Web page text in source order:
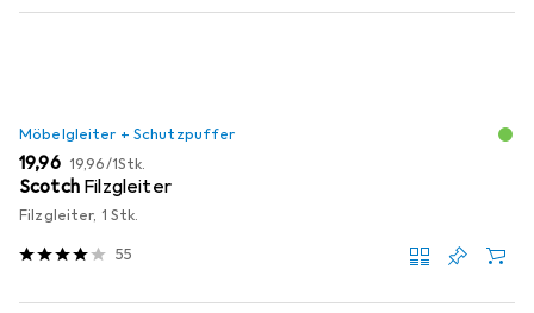
Möbelgleiter + Schutzpuffer
EUR
19,96 EUR
19,96/1Stk.
Scotch Filzgleiter
Filzgleiter, 1 Stk.
55